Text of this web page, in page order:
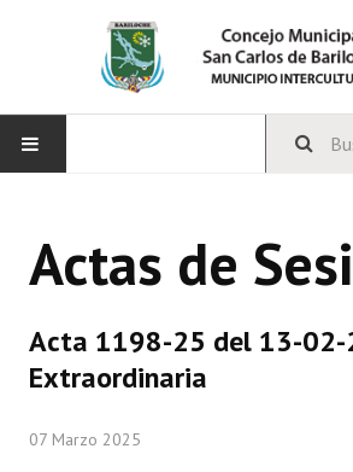
CONCEJO
Integrantes del Concejo
Actas de
Acta 1198-25 del 13-02-
Extraordinaria
07 Marzo 2025